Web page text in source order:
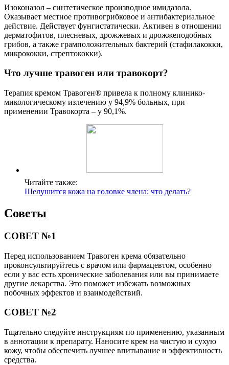
Изоконазол – синтетическое производное имидазола.
Оказывает местное противогрибковое и антибактериальное
действие. Действует фунгистатически. Активен в отношении
дерматофитов, плесневых, дрожжевых и дрожжеподобных
грибов, а также грамположительных бактерий (стафилакокки,
микрококки, стрептококки).
Что лучше травоген или травокорт?
Терапия кремом Травоген® привела к полному клинико-
микологическому излечению у 94,9% больных, при
применении Травокорта – у 90,1%.
Читайте также:
Шелушится кожа на головке члена: что делать?
Советы
СОВЕТ №1
Перед использованием Травоген крема обязательно
проконсультируйтесь с врачом или фармацевтом, особенно
если у вас есть хронические заболевания или вы принимаете
другие лекарства. Это поможет избежать возможных
побочных эффектов и взаимодействий.
СОВЕТ №2
Тщательно следуйте инструкциям по применению, указанным
в аннотации к препарату. Наносите крем на чистую и сухую
кожу, чтобы обеспечить лучшее впитывание и эффективность
средства.